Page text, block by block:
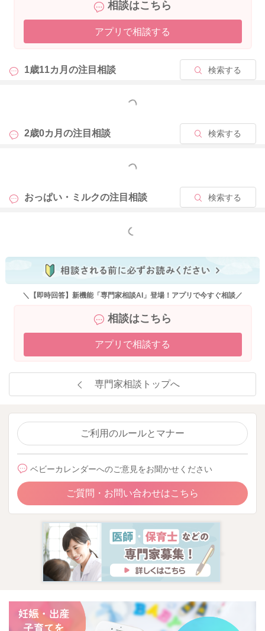
相談はこちら
アプリで相談する
1歳11カ月の注目相談 検索する
もっと見る
2歳0カ月の注目相談 検索する
もっと見る
おっぱい・ミルクの注目相談 検索する
もっと見る
＼【即時回答】新機能「専門家相談AI」登場！アプリで今すぐ相談／
相談はこちら
アプリで相談する
専門家相談トップへ
ご利用のルールとマナー
ベビーカレンダーへのご意見をお聞かせください
ご質問・お問い合わせはこちら